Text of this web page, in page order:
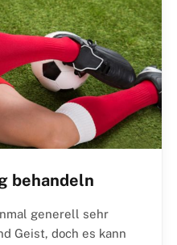
behandeln
generell sehr
Geist, doch es kann